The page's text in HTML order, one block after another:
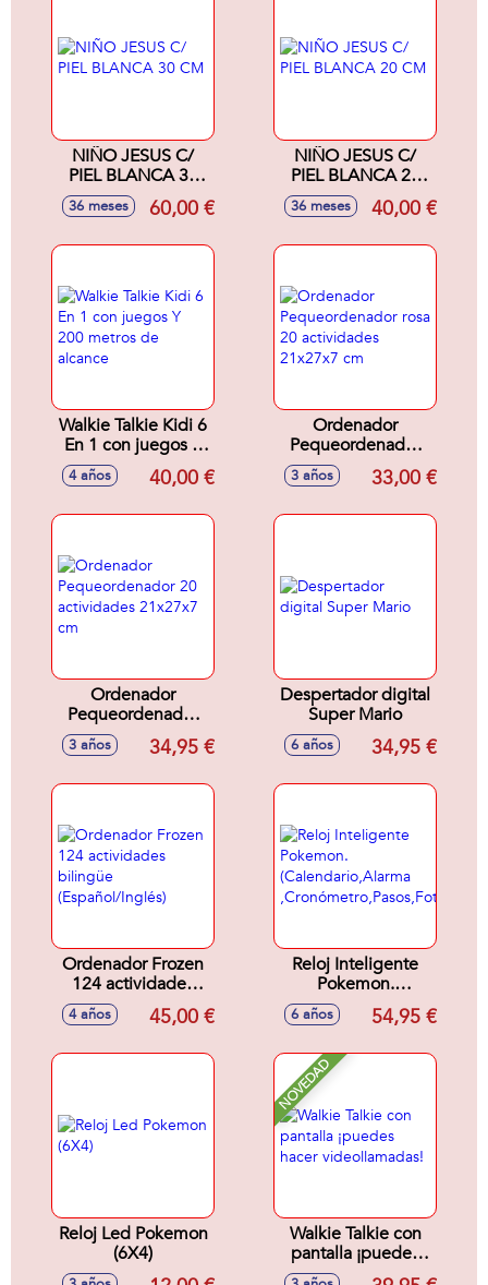
NIÑO JESUS C/
PIEL BLANCA 30
CM
36 meses 60,00 €
NIÑO JESUS C/
PIEL BLANCA 20
CM
36 meses 40,00 €
Walkie Talkie Kidi 6
En 1 con juegos Y
200 metros de
alcance
4 años 40,00 €
Ordenador
Pequeordenador
rosa 20 actividades
21x27x7 cm
3 años 33,00 €
Ordenador
Pequeordenador
20 actividades
21x27x7 cm
3 años 34,95 €
Despertador digital
Super Mario
6 años 34,95 €
Ordenador Frozen
124 actividades
bilingüe
(Español/Inglés)
4 años 45,00 €
Reloj Inteligente
Pokemon.
(Calendario,Alarma
6 años 54,95 €
Reloj Led Pokemon
(6X4)
NOVEDAD
Walkie Talkie con
pantalla ¡puedes
hacer